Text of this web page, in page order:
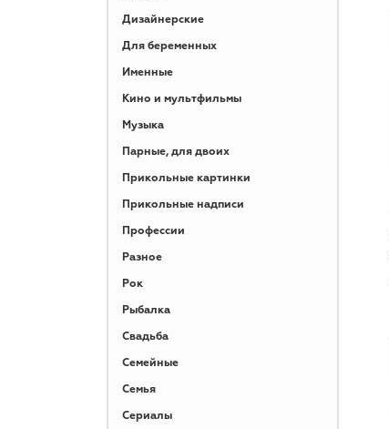
Дизайнерские
Для беременных
Именные
Кино и мультфильмы
Музыка
Парные, для двоих
Прикольные картинки
Прикольные надписи
Профессии
Разное
Рок
Рыбалка
Свадьба
Семейные
Семья
Сериалы